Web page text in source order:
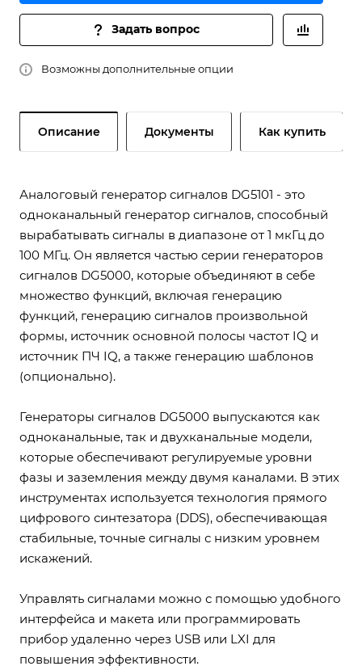
Задать вопрос
Возможны дополнительные опции
Описание Документы Как купить
Аналоговый генератор сигналов DG5101 - это
одноканальный генератор сигналов, способный
вырабатывать сигналы в диапазоне от 1 мкГц до
100 МГц. Он является частью серии генераторов
сигналов DG5000, которые объединяют в себе
множество функций, включая генерацию
функций, генерацию сигналов произвольной
формы, источник основной полосы частот IQ и
источник ПЧ IQ, а также генерацию шаблонов
(опционально).
Генераторы сигналов DG5000 выпускаются как
одноканальные, так и двухканальные модели,
которые обеспечивают регулируемые уровни
фазы и заземления между двумя каналами. В этих
инструментах используется технология прямого
цифрового синтезатора (DDS), обеспечивающая
стабильные, точные сигналы с низким уровнем
искажений.
Управлять сигналами можно с помощью удобного
интерфейса и макета или программировать
прибор удаленно через USB или LXI для
повышения эффективности.